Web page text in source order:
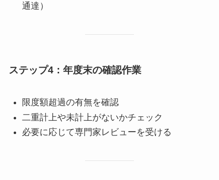
通達）
ステップ4：年度末の確認作業
限度額超過の有無を確認
二重計上や未計上がないかチェック
必要に応じて専門家レビューを受ける